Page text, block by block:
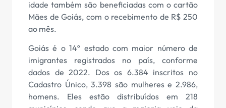
idade também são beneficiadas com o cartão
Mães de Goiás, com o recebimento de R$ 250
ao mês.
Goiás é o 14º estado com maior número de
imigrantes registrados no país, conforme
dados de 2022. Dos os 6.384 inscritos no
Cadastro Único, 3.398 são mulheres e 2.986,
homens. Eles estão distribuídos em 218